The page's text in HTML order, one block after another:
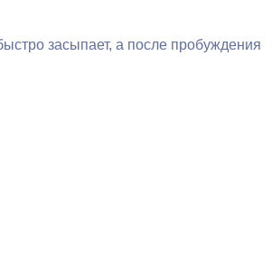
засыпает, а после пробуждения